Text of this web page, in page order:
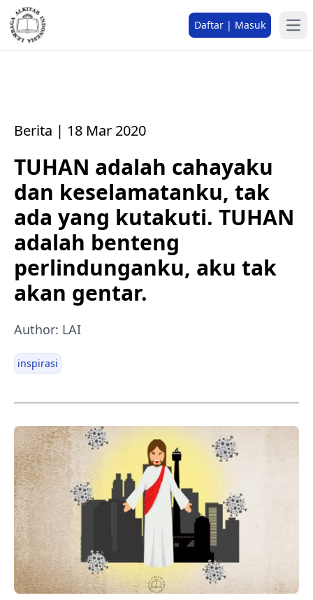
Daftar | Masuk
Berita | 18 Mar 2020
TUHAN adalah cahayaku
dan keselamatanku, tak
ada yang kutakuti. TUHAN
adalah benteng
perlindunganku, aku tak
akan gentar.
Author: LAI
inspirasi